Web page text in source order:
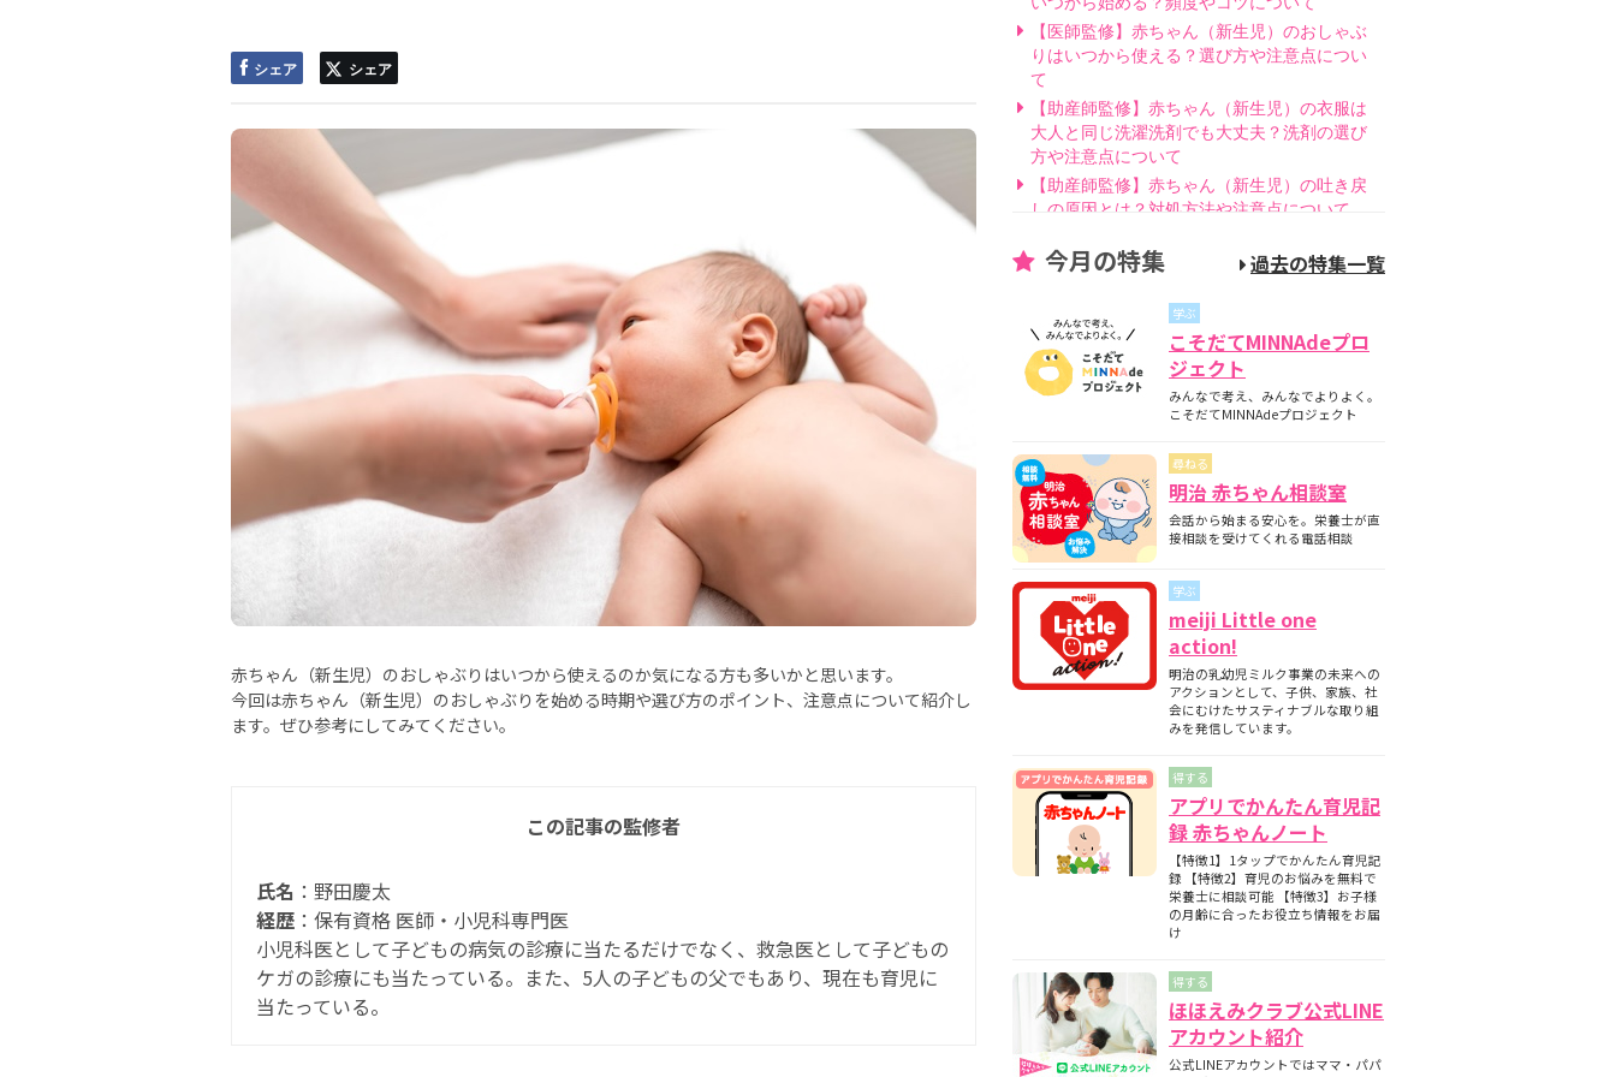
シェア シェア
赤ちゃん（新生児）のおしゃぶりはいつから使えるのか気になる方も多いかと思います。
今回は赤ちゃん（新生児）のおしゃぶりを始める時期や選び方のポイント、注意点について紹介し
ます。ぜひ参考にしてみてください。
この記事の監修者
氏名 ：野田慶太
経歴 ：保有資格 医師・小児科専門医
小児科医として子どもの病気の診療に当たるだけでなく、救急医として子どもの
ケガの診療にも当たっている。また、5人の子どもの父でもあり、現在も育児に
当たっている。
【医師監修】赤ちゃん（新生児）のおしゃぶ
りはいつから使える？選び方や注意点につい
て
【助産師監修】赤ちゃん（新生児）の衣服は
大人と同じ洗濯洗剤でも大丈夫？洗剤の選び
方や注意点について
【助産師監修】赤ちゃん（新生児）の吐き戻
しの原因とは？対処方法や注意点について
げ方とは？授乳方法やポイントについて
要？煮沸・電子レンジの違いも紹介
【医師監修】新生児の成長曲線とは？成長曲
線を下回るときの対策について
【医師監修】赤ちゃん（新生児）が便秘？原
因と家庭でできる解消方法、受診の目安につ
【助産師監修】離乳食の進め方とは？月齢
別・隔週のスケジュールやNG食材について
【助産師監修】離乳食はいつから始める？目
安時期と月齢別の離乳食の内容について
【医師監修】フォローアップミルクとは？母
乳やミルクとの違いについて
【看護師監修】フォローアップミルクはいつ
から始める？切り替えの目安と必要性を解説
【看護師監修】フォローアップミルクはいつ
まで飲ませる？タイミングの目安と注意点
今月の特集 過去の特集一覧
学ぶ
こそだてMINNAdeプロ
ジェクト
みんなで考え、みんなでよりよく。
こそだてMINNAdeプロジェクト
尋ねる
明治 赤ちゃん相談室
会話から始まる安心を。栄養士が直
接相談を受けてくれる電話相談
学ぶ
meiji Little one
action!
明治の乳幼児ミルク事業の未来への
アクションとして、子供、家族、社
会にむけたサスティナブルな取り組
みを発信しています。
得する
アプリでかんたん育児記
録 赤ちゃんノート
【特徴1】1タップでかんたん育児記
録 【特徴2】育児のお悩みを無料で
栄養士に相談可能 【特徴3】お子様
の月齢に合ったお役立ち情報をお届
け
得する
ほほえみクラブ公式LINE
アカウント紹介
公式LINEアカウントではママ・パパ